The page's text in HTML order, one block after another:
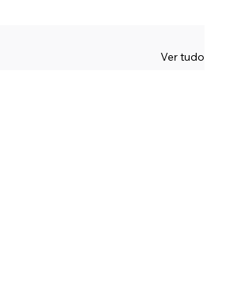
Ver tudo